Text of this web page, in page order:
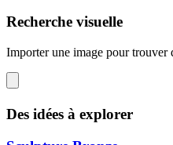
Recherche visuelle
Importer une image pour trouver
Des idées à explorer